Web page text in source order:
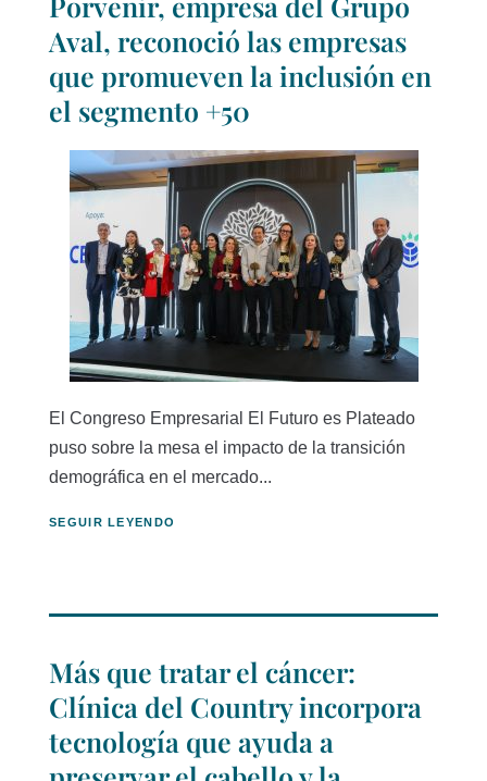
Aval, reconoció las empresas
que promueven la inclusión en
el segmento +50
El Congreso Empresarial El Futuro es Plateado
puso sobre la mesa el impacto de la transición
demográfica en el mercado...
SEGUIR LEYENDO
Más que tratar el cáncer:
Clínica del Country incorpora
tecnología que ayuda a